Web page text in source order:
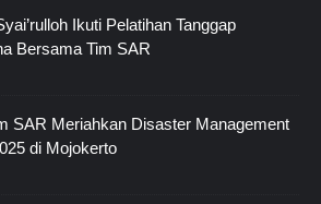
Ikuti Pelatihan Tanggap
Bersama Tim SAR
SAR Meriahkan Disaster Management
di Mojokerto